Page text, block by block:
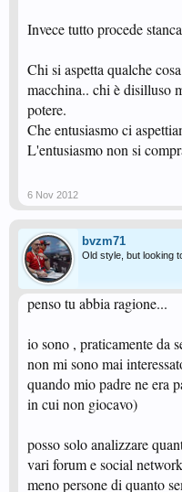
Invece tutto procede
Chi si aspetta qualche
macchina.. chi è disilluso
potere.
Che entusiasmo ci
L'entusiasmo non si
6 Nov 2012
bvzm71
Old style, but looking
penso tu abbia ragione...
io sono , praticamente da
non mi sono mai
quando mio padre ne era
in cui non giocavo)
posso solo analizzare
vari forum e social
meno persone di quanto